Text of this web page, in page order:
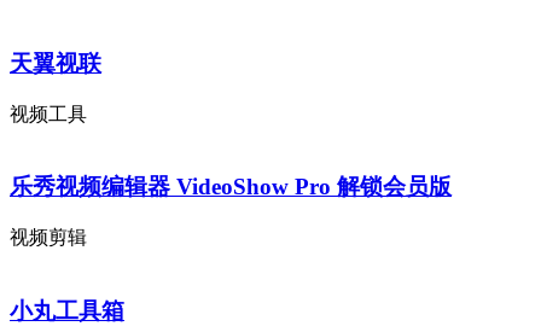
天翼视联
视频工具
乐秀视频编辑器 VideoShow Pro 解锁会员版
视频剪辑
小丸工具箱